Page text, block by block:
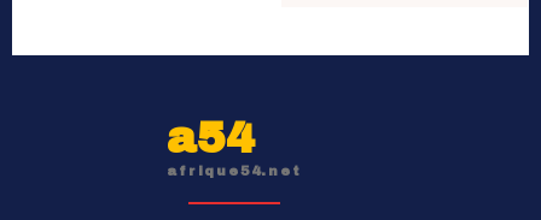
a54
afrique54.net